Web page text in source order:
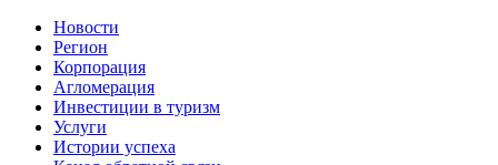
Новости
Регион
Корпорация
Агломерация
Инвестиции в туризм
Услуги
Истории успеха